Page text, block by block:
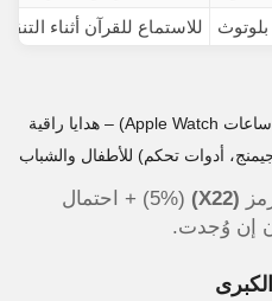
للاستماع للقرآن أثناء التنقل
أدوات تحكم) للأطفال والشباب
(X22)
(5%) + احتمال
إن وُجدت.